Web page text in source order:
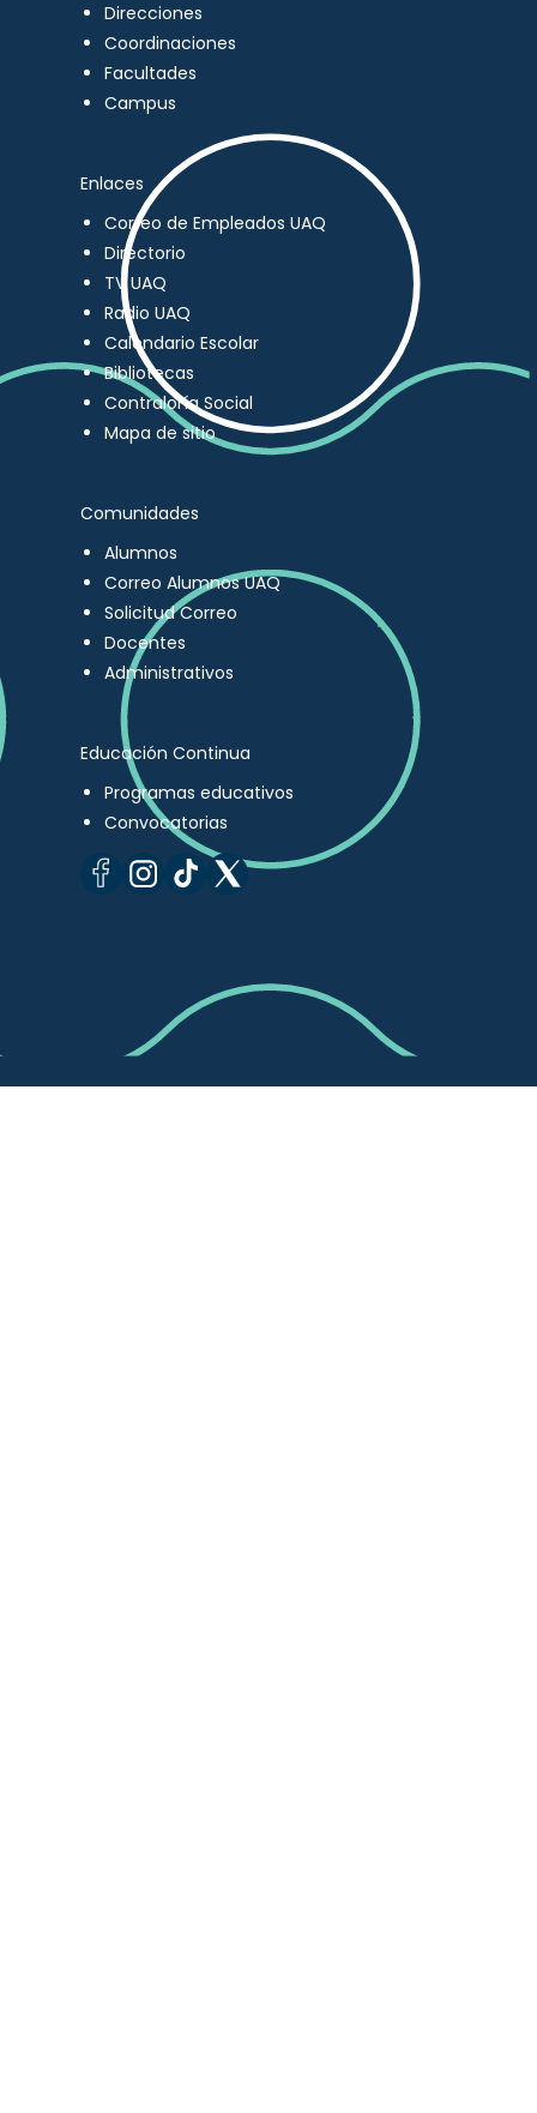
Direcciones
Coordinaciones
Facultades
Campus
Enlaces
Correo de Empleados UAQ
Directorio
TV UAQ
Radio UAQ
Calendario Escolar
Bibliotecas
Contraloría Social
Mapa de sitio
Comunidades
Alumnos
Correo Alumnos UAQ
Solicitud Correo
Docentes
Administrativos
Educación Continua
Programas educativos
Convocatorias